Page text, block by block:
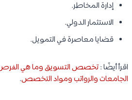
إدارة المخاطر.
الاستثمار الدولي.
قضايا معاصرة في التمويل.
اقرأ أيضًا :تخصص التسويق وما هي
الجامعات والرواتب ومواد التخصص.